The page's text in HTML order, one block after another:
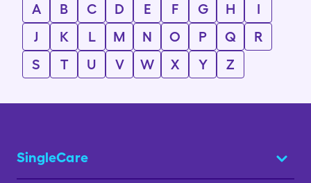
A B C D E F G H
I
J
K L M N O P Q
R
S
T U V W X Y Z
SingleCare